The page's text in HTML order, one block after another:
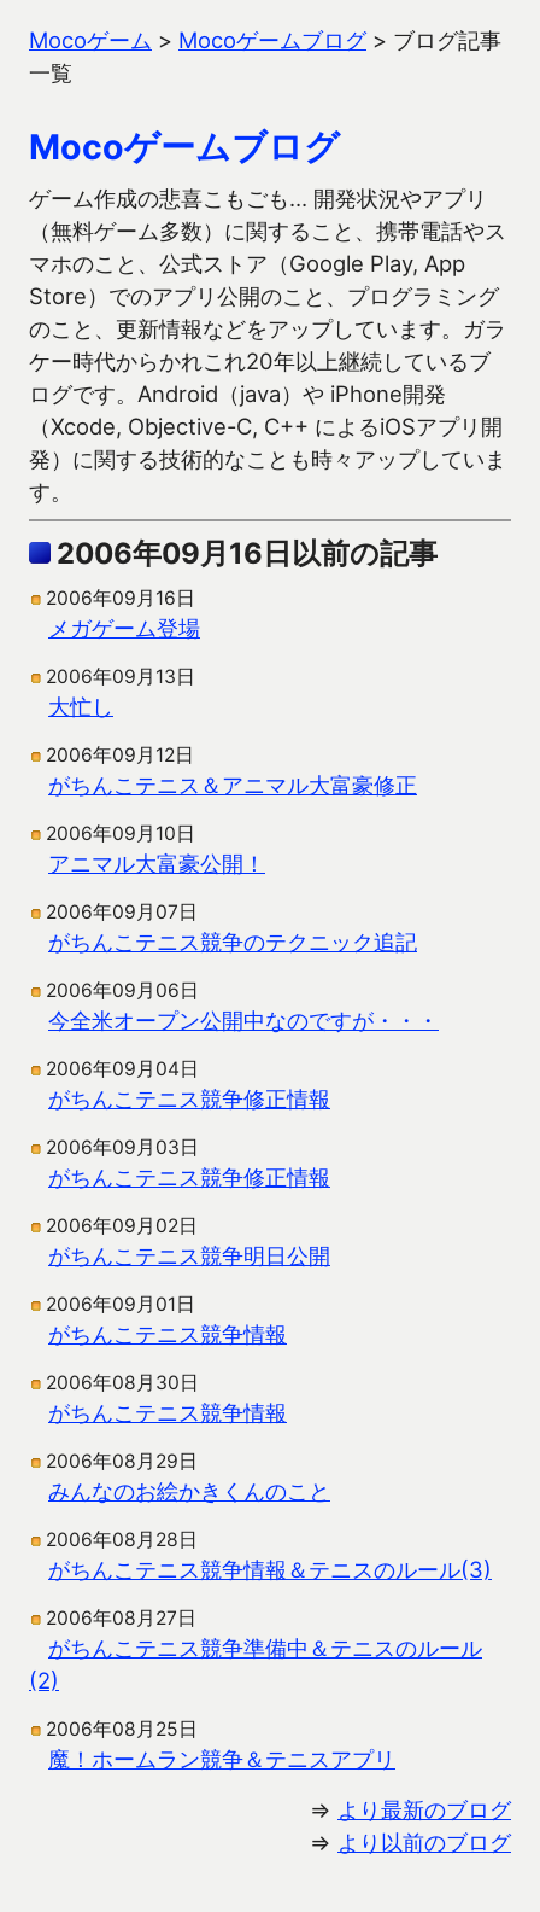
Mocoゲーム > Mocoゲームブログ> ブログ記事
一覧
Mocoゲームブログ
ゲーム作成の悲喜こもごも… 開発状況やアプリ
（無料ゲーム多数）に関すること、携帯電話やス
マホのこと、公式ストア（Google Play, App
Store）でのアプリ公開のこと、プログラミング
のこと、更新情報などをアップしています。ガラ
ケー時代からかれこれ20年以上継続しているブ
ログです。Android（java）や iPhone開発
（Xcode, Objective-C, C++ によるiOSアプリ開
発）に関する技術的なことも時々アップしていま
す。
2006年09月16日以前の記事
2006年09月16日
メガゲーム登場
2006年09月13日
大忙し
2006年09月12日
がちんこテニス＆アニマル大富豪修正
2006年09月10日
アニマル大富豪公開！
2006年09月07日
がちんこテニス競争のテクニック追記
2006年09月06日
今全米オープン公開中なのですが・・・
2006年09月04日
がちんこテニス競争修正情報
2006年09月03日
がちんこテニス競争修正情報
2006年09月02日
がちんこテニス競争明日公開
2006年09月01日
がちんこテニス競争情報
2006年08月30日
がちんこテニス競争情報
2006年08月29日
みんなのお絵かきくんのこと
2006年08月28日
がちんこテニス競争情報＆テニスのルール(3)
2006年08月27日
がちんこテニス競争準備中＆テニスのルール
(2)
2006年08月25日
魔！ホームラン競争＆テニスアプリ
⇒ より最新のブログ
⇒ より以前のブログ